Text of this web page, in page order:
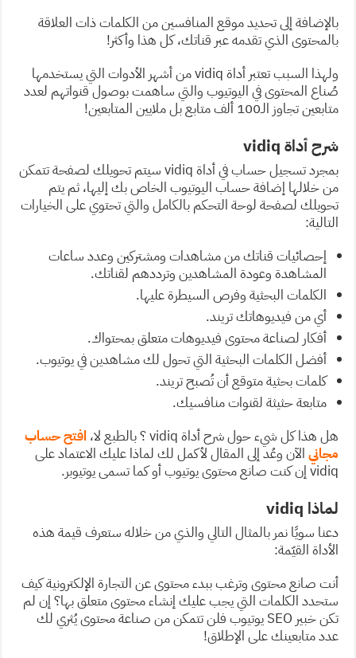
بالإضافة إلى تحديد موقع المنافسين من الكلمات ذات العلاقة
بالمحتوى الذي تقدمه عبر قناتك، كل هذا وأكثر!
ولهذا السبب تعتبر أداة vidiq من أشهر الأدوات التي يستخدمها
صُناع المحتوى في اليوتيوب والتي ساهمت بوصول قنواتهم لعدد
متابعين تجاوز الـ100 ألف متابع بل ملايين المتابعين!
شرح أداة vidiq
بمجرد تسجيل حساب في أداة vidiq سيتم تحويلك لصفحة تتمكن
من خلالها إضافة حساب اليوتيوب الخاص بك إليها، ثم يتم
تحويلك لصفحة لوحة التحكم بالكامل والتي تحتوي على الخيارات
التالية:
إحصائيات قناتك من مشاهدات ومشتركين وعدد ساعات
المشاهدة وعودة المشاهدين وترددهم لقناتك.
الكلمات البحثية وفرص السيطرة عليها.
أي من فيديوهاتك تريند.
أفكار لصناعة محتوى فيديوهات متعلق بمحتواك.
أفضل الكلمات البحثية التي تحول لك مشاهدين في يوتيوب.
كلمات بحثية متوقع أن تُصبح تريند.
متابعة حثيثة لقنوات منافسيك.
هل هذا كل شيء حول شرح أداة vidiq ؟ بالطبع لا،
افتح حساب
مجاني الآن وعُد إلى المقال لأكمل لك لماذا عليك الاعتماد على
vidiq إن كنت صانع محتوى يوتيوب أو كما تسمى يوتيوبر.
لماذا vidiq
دعنا سويًا نمر بالمثال التالي والذي من خلاله ستعرف قيمة هذه
الأداة القيّمة:
أنت صانع محتوى وترغب ببدء محتوى عن التجارة الإلكترونية كيف
ستحدد الكلمات التي يجب عليك إنشاء محتوى متعلق بها؟ إن لم
تكن خبير SEO يوتيوب فلن تتمكن من صناعة محتوى يُثري لك
عدد متابعينك على الإطلاق!